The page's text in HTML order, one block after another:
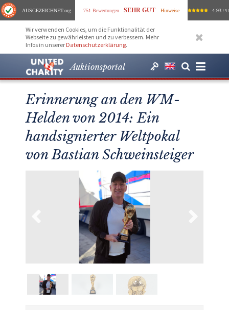
AUSGEZEICHNET.org 751 Bewertungen SEHR GUT Hinweise 4.93 /
Wir verwenden Cookies, um die Funktionalität der
Webseite zu gewährleisten und zu verbessern. Mehr
Infos in unserer Datenschutzerklärung.
Auktionsportal
Erinnerung an den WM-
Helden von 2014: Ein
handsignierter Weltpokal
von Bastian Schweinsteiger